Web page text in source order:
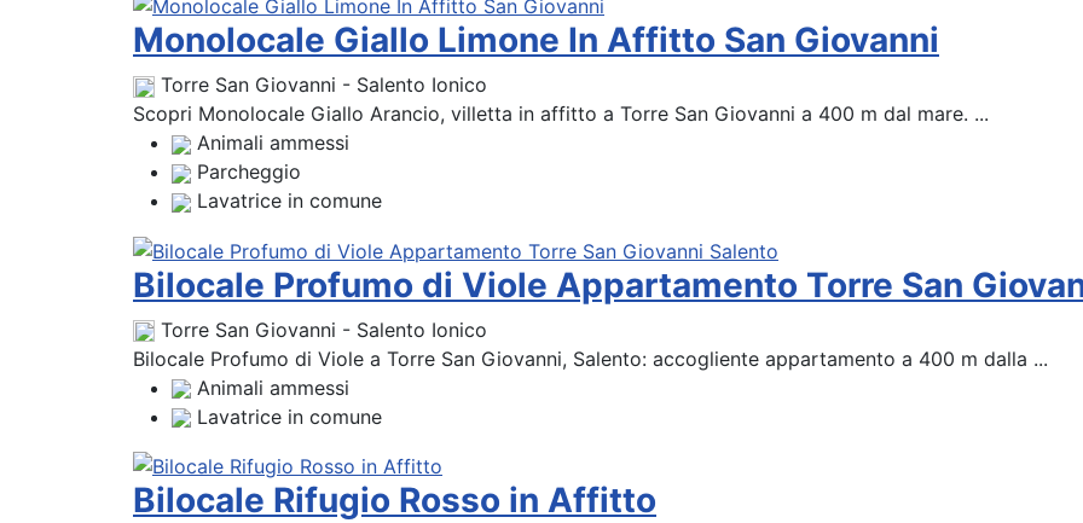
Monolocale Giallo Limone In Affitto San Giovanni
Torre San Giovanni - Salento Ionico
Scopri Monolocale Giallo Arancio, villetta in affitto a Torre San Giovanni a 400 m dal mare. ...
Animali ammessi
Parcheggio
Lavatrice in comune
Bilocale Profumo di Viole Appartamento Torre San
Torre San Giovanni - Salento Ionico
Bilocale Profumo di Viole a Torre San Giovanni, Salento: accogliente appartamento a 400 m dalla ...
Animali ammessi
Lavatrice in comune
Bilocale Rifugio Rosso in Affitto